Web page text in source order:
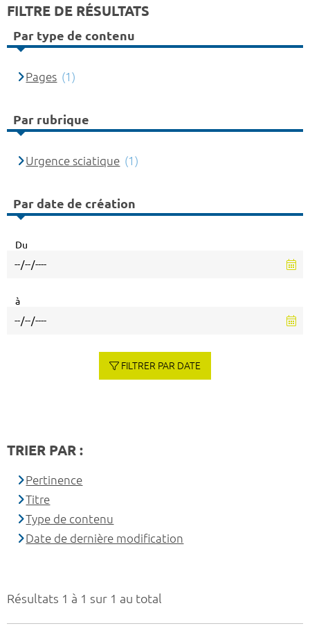
Résultats 1 à 1 sur 1 au total
FILTRE DE RÉSULTATS
Par type de contenu
Pages (1)
Par rubrique
Urgence sciatique (1)
Par date de création
Du
à
FILTRER PAR DATE
TRIER PAR :
Pertinence
Titre
Type de contenu
Date de dernière modification